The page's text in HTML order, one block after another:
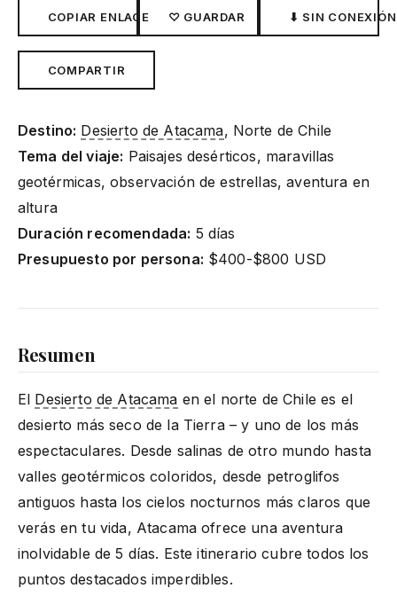
COPIAR ENLACE ♡ GUARDAR ⬇ SIN CONEXIÓN
COMPARTIR
Destino: Desierto de Atacama, Norte de Chile
Tema del viaje: Paisajes desérticos, maravillas
geotérmicas, observación de estrellas, aventura en
altura
Duración recomendada: 5 días
Presupuesto por persona: $400-$800 USD
Resumen
El Desierto de Atacama en el norte de Chile es el
desierto más seco de la Tierra – y uno de los más
espectaculares. Desde salinas de otro mundo hasta
valles geotérmicos coloridos, desde petroglifos
antiguos hasta los cielos nocturnos más claros que
verás en tu vida, Atacama ofrece una aventura
inolvidable de 5 días. Este itinerario cubre todos los
puntos destacados imperdibles.